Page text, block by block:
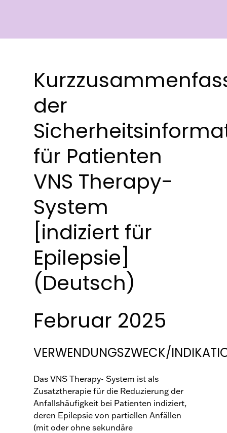
der
für Patienten
VNS Therapy-
System
[indiziert für
Epilepsie]
(Deutsch)
Februar 2025
VERWENDUNGSZWECK/
Das VNS Therapy- System ist als
Zusatztherapie für die Reduzierung der
Anfallshäufigkeit bei Patienten indiziert,
deren Epilepsie von partiellen Anfällen
(mit oder ohne sekundäre